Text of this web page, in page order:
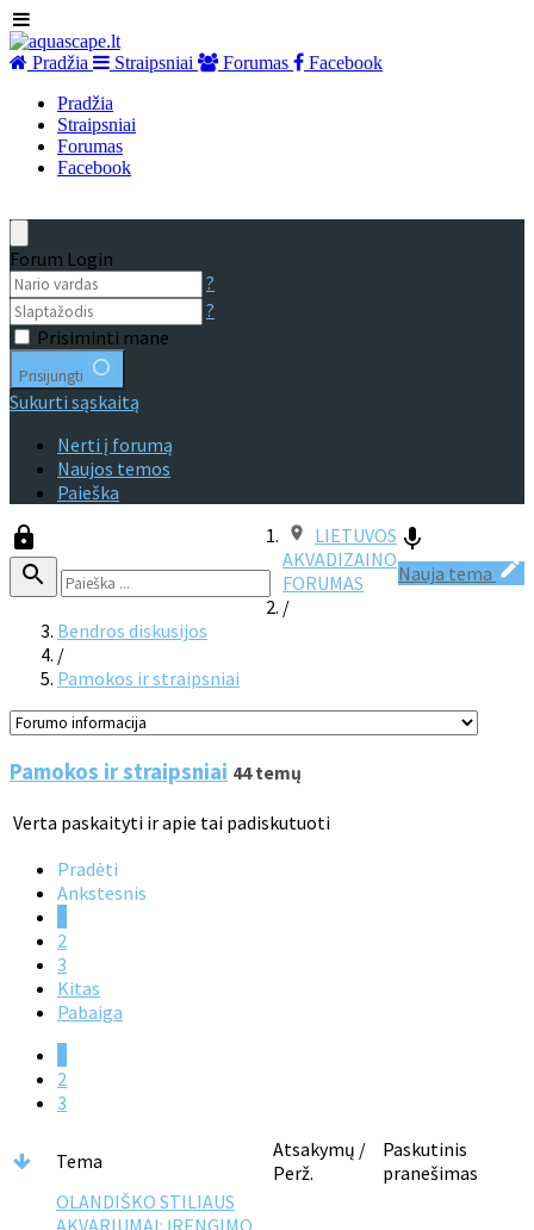
Pradžia Straipsniai Forumas
Facebook
Pradžia
Straipsniai
Forumas
Facebook
Forum Login
?
?
Prisiminti mane
Prisijungti
Sukurti sąskaitą
Nerti į forumą
Naujos temos
Paieška
Nauja tema
LIETUVOS
AKVADIZAINO
FORUMAS
/
Bendros diskusijos
/
Pamokos ir straipsniai
Pamokos ir straipsniai 44 temų
Verta paskaityti ir apie tai padiskutuoti
Pradėti
Ankstesnis
2
3
Kitas
Pabaiga
2
3
Tema
Atsakymų /
Perž.
Paskutinis
pranešimas
OLANDIŠKO STILIAUS